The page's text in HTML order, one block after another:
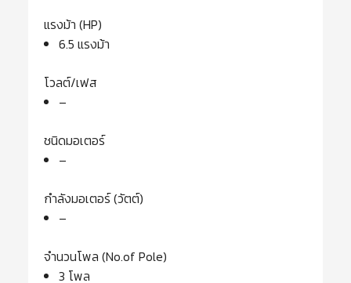
แรงม้า (HP)
6.5 แรงม้า
โวลต์/เฟส
–
ชนิดมอเตอร์
–
กำลังมอเตอร์ (วัตต์)
–
จำนวนโพล (No.of Pole)
3 โพล